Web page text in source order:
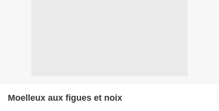
Moelleux aux figues et noix